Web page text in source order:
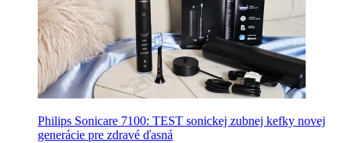
Philips Sonicare 7100: TEST sonickej zubnej kefky novej
generácie pre zdravé ďasná